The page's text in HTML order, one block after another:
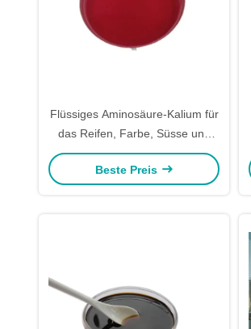
Flüssiges Aminosäure-Kalium für
das Reifen, Farbe, Süsse und
alle gewürzte Frucht
Beste Preis